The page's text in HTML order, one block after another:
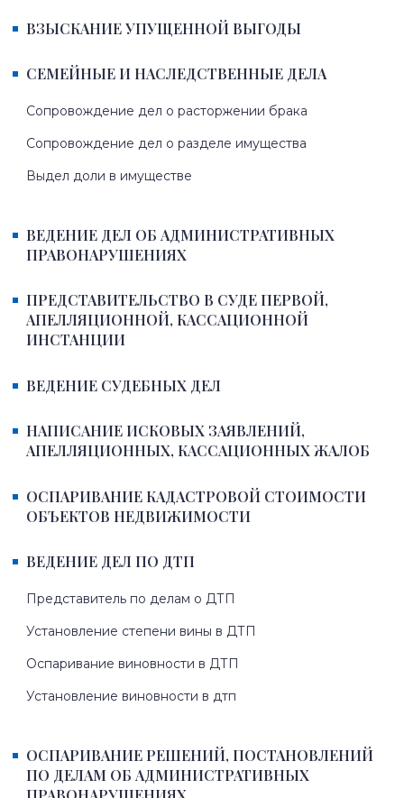
ВЗЫСКАНИЕ УПУЩЕННОЙ ВЫГОДЫ
СЕМЕЙНЫЕ И НАСЛЕДСТВЕННЫЕ ДЕЛА
Сопровождение дел о расторжении брака
Сопровождение дел о разделе имущества
Выдел доли в имуществе
ВЕДЕНИЕ ДЕЛ ОБ АДМИНИСТРАТИВНЫХ
ПРАВОНАРУШЕНИЯХ
ПРЕДСТАВИТЕЛЬСТВО В СУДЕ ПЕРВОЙ,
АПЕЛЛЯЦИОННОЙ, КАССАЦИОННОЙ
ИНСТАНЦИИ
ВЕДЕНИЕ СУДЕБНЫХ ДЕЛ
НАПИСАНИЕ ИСКОВЫХ ЗАЯВЛЕНИЙ,
АПЕЛЛЯЦИОННЫХ, КАССАЦИОННЫХ ЖАЛОБ
ОСПАРИВАНИЕ КАДАСТРОВОЙ СТОИМОСТИ
ОБЪЕКТОВ НЕДВИЖИМОСТИ
ВЕДЕНИЕ ДЕЛ ПО ДТП
Представитель по делам о ДТП
Установление степени вины в ДТП
Оспаривание виновности в ДТП
Установление виновности в дтп
ОСПАРИВАНИЕ РЕШЕНИЙ, ПОСТАНОВЛЕНИЙ
ПО ДЕЛАМ ОБ АДМИНИСТРАТИВНЫХ